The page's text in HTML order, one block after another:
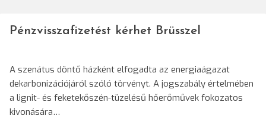
Pénzvisszafizetést kérhet Brüsszel
A szenátus döntő házként elfogadta az energiaágazat
dekarbonizációjáról szóló törvényt. A jogszabály értelmében
a lignit- és feketekőszén-tüzelésű hőerőművek fokozatos
kivonására…